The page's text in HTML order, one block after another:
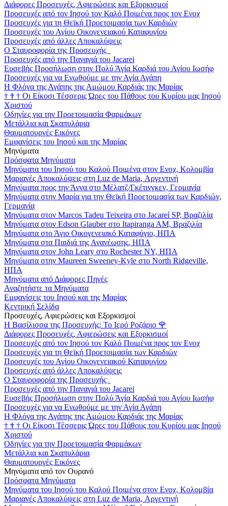
Διάφορες Προσευχές, Αφιερώσεις και Εξορκισμοί
Προσευχές από τον Ιησού τον Καλό Ποιμένα προς τον Ενοχ
Προσευχές για τη Θεϊκή Προετοιμασία των Καρδιών
Προσευχές του Αγίου Οικογενειακού Καταφυγίου
Προσευχές από άλλες Αποκαλύψεις
Ο Σταυροφορία της Προσευχής
Προσευχές από την Παναγιά του Jacarei
Ευσεβής Προσήλωση στην Πολύ Άγία Καρδιά του Αγίου Ιωσήφ
Προσευχές για να Ενωθούμε με την Αγία Αγάπη
Η Φλόγα της Αγάπης της Αμώμου Καρδιάς της Μαρίας
† † † Οι Είκοσι Τέσσερις Ώρες του Πάθους του Κυρίου μας Ιησού
Χριστού
Οδηγίες για την Προετοιμασία Φαρμάκων
Μετάλλια και Σκαπυλάρια
Θαυματουργές Εικόνες
Εμφανίσεις του Ιησού και της Μαρίας
Μηνύματα
Πρόσφατα Μηνύματα
Μηνύματα του Ιησού του Καλού Ποιμένα στον Ενοχ, Κολομβία
Μαριανές Αποκαλύψεις στη Luz de Maria, Αργεντινή
Μηνύματα προς την Άννα στο Μέλατζ/Γκέτινγκεν, Γερμανία
Μηνύματα στην Μαρία για την Θεϊκή Προετοιμασία των Καρδιών,
Γερμανία
Μηνύματα στον Marcos Tadeu Teixeira στο Jacareí SP, Βραζιλία
Μηνύματα στον Edson Glauber στο Itapiranga AM, Βραζιλία
Μηνύματα στο Άγιο Οικογενειακό Καταφύγιο, ΗΠΑ
Μηνύματα στα Παιδιά της Ανανέωσης, ΗΠΑ
Μηνύματα στον John Leary στο Rochester NY, ΗΠΑ
Μηνύματα στην Maureen Sweeney-Kyle στο North Ridgeville,
ΗΠΑ
Μηνύματα από Διάφορες Πηγές
Αναζητήστε τα Μηνύματα
Εμφανίσεις του Ιησού και της Μαρίας
Κεντρική Σελίδα
Προσευχές, Αφιερώσεις και Εξορκισμοί
Η Βασίλισσα της Προσευχής: Το Ιερό Ροζάριο 🌹
Διάφορες Προσευχές, Αφιερώσεις και Εξορκισμοί
Προσευχές από τον Ιησού τον Καλό Ποιμένα προς τον Ενοχ
Προσευχές για τη Θεϊκή Προετοιμασία των Καρδιών
Προσευχές του Αγίου Οικογενειακού Καταφυγίου
Προσευχές από άλλες Αποκαλύψεις
Ο Σταυροφορία της Προσευχής
Προσευχές από την Παναγιά του Jacarei
Ευσεβής Προσήλωση στην Πολύ Άγία Καρδιά του Αγίου Ιωσήφ
Προσευχές για να Ενωθούμε με την Αγία Αγάπη
Η Φλόγα της Αγάπης της Αμώμου Καρδιάς της Μαρίας
† † † Οι Είκοσι Τέσσερις Ώρες του Πάθους του Κυρίου μας Ιησού
Χριστού
Οδηγίες για την Προετοιμασία Φαρμάκων
Μετάλλια και Σκαπυλάρια
Θαυματουργές Εικόνες
Μηνύματα από τον Ουρανό
Πρόσφατα Μηνύματα
Μηνύματα του Ιησού του Καλού Ποιμένα στον Ενοχ, Κολομβία
Μαριανές Αποκαλύψεις στη Luz de Maria, Αργεντινή